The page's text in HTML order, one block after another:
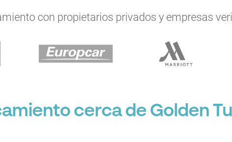
con propietarios privados y empresas
cerca de Golden